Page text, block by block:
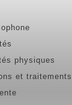
physiques
et traitements